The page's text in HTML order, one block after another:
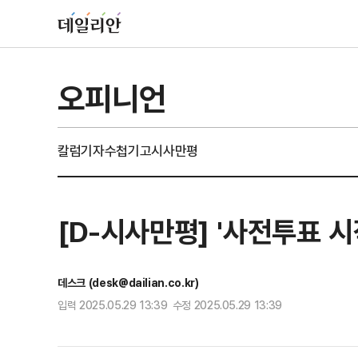
오피니언
칼럼기자수첩기고시사만평
[D-시사만평] '사전투표
데스크 (desk@dailian.co.kr)
입력 2025.05.29 13:39 수정 2025.05.29 13:39